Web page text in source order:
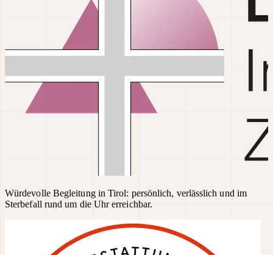
Würdevolle Begleitung in Tirol: persönlich, verlässlich und im
Sterbefall rund um die Uhr erreichbar.